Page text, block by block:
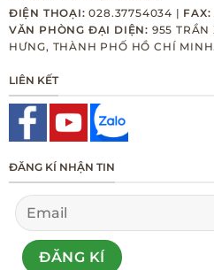
ĐIỆN THOẠI: 028.37754034 | FAX:
VĂN PHÒNG ĐẠI DIỆN: 955 TRẦN
HƯNG, THÀNH PHỐ HỒ CHÍ MINH.
LIÊN KẾT
ĐĂNG KÍ NHẬN TIN